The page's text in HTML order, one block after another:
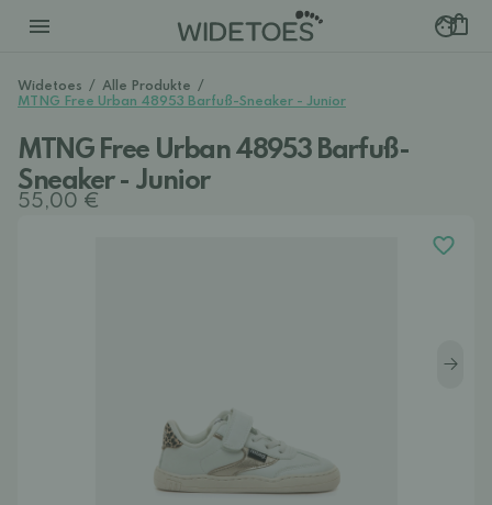
Widetoes / Alle Produkte /
MTNG Free Urban 48953 Barfuß-Sneaker - Junior
MTNG Free Urban 48953 Barfuß-
Sneaker - Junior
55,00 €